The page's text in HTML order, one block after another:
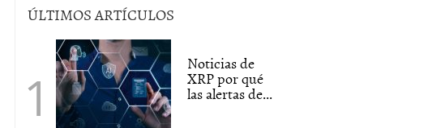
ÚLTIMOS ARTÍCULOS
Noticias de
XRP por qué
las alertas de...